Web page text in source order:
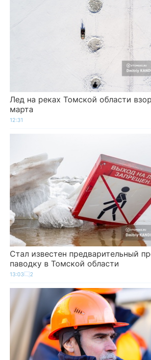
Лед на реках Томской области
марта
12:31
Стал известен предварительный
паводку в Томской области
13:03 2